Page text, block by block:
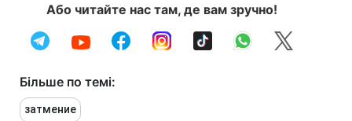
Або читайте нас там, де вам зручно!
Більше по темі:
затмение